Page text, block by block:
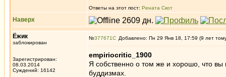
Ответы на этот пост: Рената Скот
Наверх
Ёжик
заблокирован
Зарегистрирован:
08.03.2014
Суждений: 16142
№377671 Добавлено: Пн 29 Янв 18, 17:59 (9 лет
empiriocritic_1900
Я собственно о том же и хорошо, что
буддизмах.